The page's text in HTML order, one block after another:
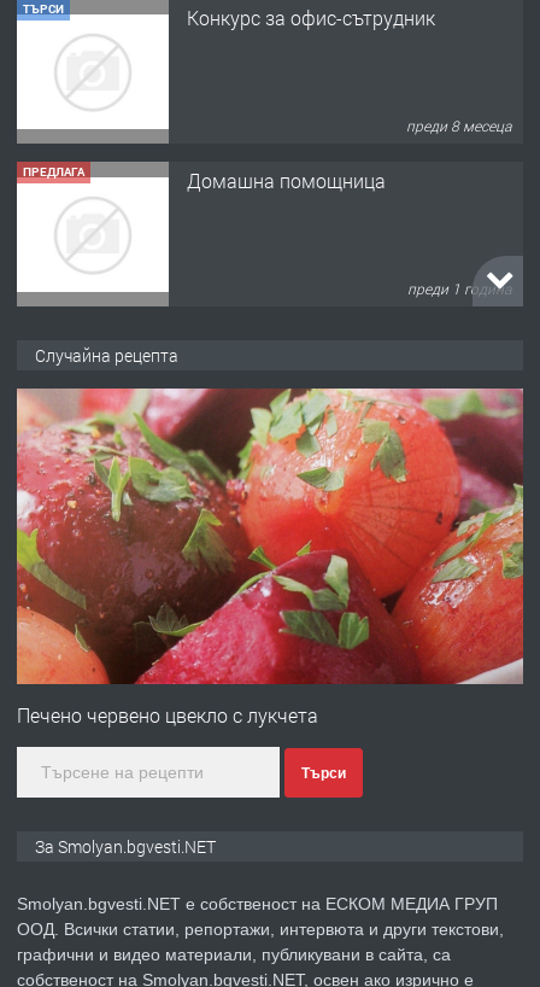
ТЪРСИ Конкурс за офис-сътрудник
преди 8 месеца
ПРЕДЛАГА Домашна помощница
преди 1 година
преди 2 години
ПРЕДЛАГА
УДЪЛЖАВАНЕ НА ЧОВЕШКИЯТ
ЖИВОТ И ПОДОБРЯВАНЕ НА
НЕГОВОТО КАЧЕСТВО
преди 2 години
ПРЕДЛАГА Имот в Северна Гърция, до Кавала
преди 2 години
Случайна рецепта
Печено червено цвекло с лукчета
Търси
За Smolyan.bgvesti.NET
Smolyan.bgvesti.NET е собственост на ЕСКОМ МЕДИА ГРУП
ООД. Всички статии, репортажи, интервюта и други текстови,
графични и видео материали, публикувани в сайта, са
собственост на Smolyan.bgvesti.NET, освен ако изрично е